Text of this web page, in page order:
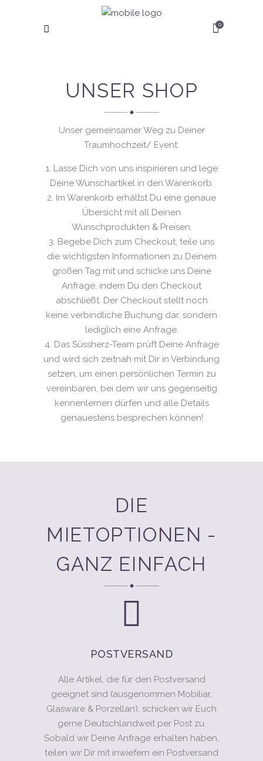
0
UNSER SHOP
Unser gemeinsamer Weg zu Deiner
Traumhochzeit/ Event:
Lasse Dich von uns inspirieren und lege
Deine Wunschartikel in den Warenkorb.
Im Warenkorb erhältst Du eine genaue
Übersicht mit all Deinen
Wunschprodukten & Preisen.
Begebe Dich zum Checkout, teile uns
die wichtigsten Informationen zu Deinem
großen Tag mit und schicke uns Deine
Anfrage, indem Du den Checkout
abschließt. Der Checkout stellt noch
keine verbindliche Buchung dar, sondern
lediglich eine Anfrage.
Das Süssherz-Team prüft Deine Anfrage
und wird sich zeitnah mit Dir in Verbindung
setzen, um einen persönlichen Termin zu
vereinbaren, bei dem wir uns gegenseitig
kennenlernen dürfen und alle Details
genauestens besprechen können!
DIE
MIETOPTIONEN -
GANZ EINFACH
POSTVERSAND
Alle Artikel, die für den Postversand
geeignet sind (ausgenommen Mobiliar,
Glasware & Porzellan), schicken wir Euch
gerne Deutschlandweit per Post zu.
Sobald wir Deine Anfrage erhalten haben,
teilen wir Dir mit inwiefern ein Postversand